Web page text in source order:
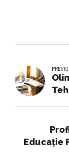
Educaţie